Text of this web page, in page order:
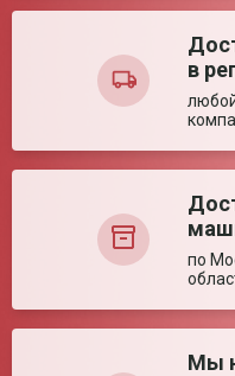
Транспортные
Вес нетто (ед)
18.4 кг
Габариты упаковки
0.121
Страна производства
Китай
Технические
Концентрация КВС на
≥ 87 %
Регистрационное
РЗН2023/21752
Ваша оценка:
Недостатки:
в
по
Мы